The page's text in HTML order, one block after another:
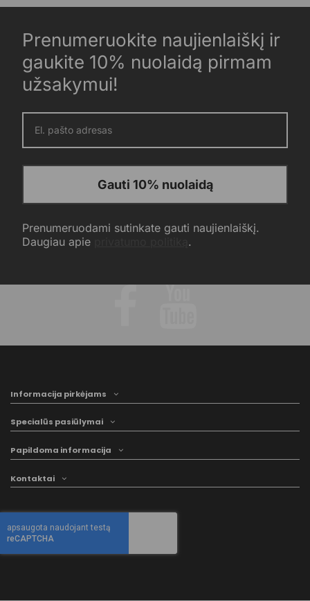
Prenumeruokite naujienlaiškį ir
gaukite 10% nuolaidą pirmam
užsakymui!
Gauti 10% nuolaidą
Prenumeruodami sutinkate gauti naujienlaiškį.
Daugiau apie
.
Informacija pirkėjams
Specialūs pasiūlymai
Papildoma informacija
Kontaktai